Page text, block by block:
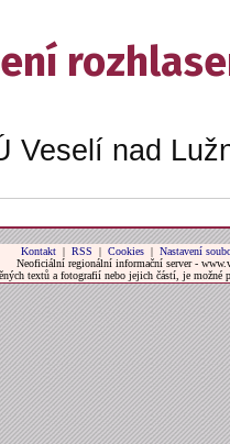
Veselí nad
Kontakt| RSS | Cookies| Nastavení
Neoficiální regionální informační server -
textů a fotografií nebo jejich částí, je možné